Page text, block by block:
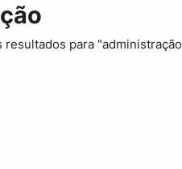
resultados para